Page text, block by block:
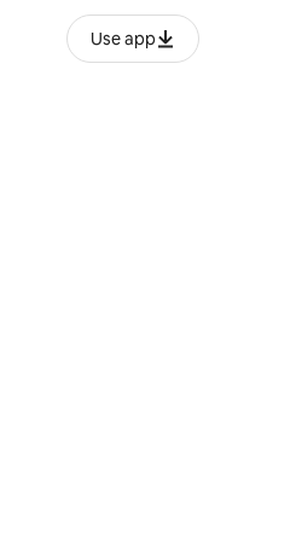
Use app